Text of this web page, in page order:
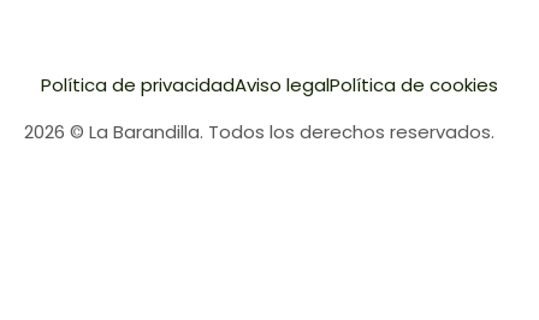
2026 © La Barandilla. Todos los derechos reservados.
Política de privacidadAviso legalPolítica de cookies